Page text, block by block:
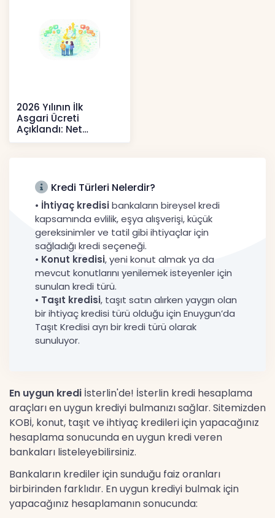
2026 Yılının İlk
Asgari Ücreti
Açıklandı: Net
52.738 TL, Ek Destek
Kredi Türleri Nelerdir?
• İhtiyaç kredisibankaların bireysel kredi
kapsamında evlilik, eşya alışverişi, küçük
gereksinimler ve tatil gibi ihtiyaçlar için
sağladığı kredi seçeneği.
• Konut kredisi, yeni konut almak ya da
mevcut konutlarını yenilemek isteyenler için
sunulan kredi türü.
• Taşıt kredisi, taşıt satın alırken yaygın olan
bir ihtiyaç kredisi türü olduğu için Enuygun’da
Taşıt Kredisi ayrı bir kredi türü olarak
sunuluyor.
En uygun kredi İsterlin'de! İsterlin kredi hesaplama
araçları en uygun krediyi bulmanızı sağlar. Sitemizden
KOBİ, konut, taşıt ve ihtiyaç kredileri için yapacağınız
hesaplama sonucunda en uygun kredi veren
bankaları listeleyebilirsiniz.
Bankaların krediler için sunduğu faiz oranları
birbirinden farklıdır. En uygun krediyi bulmak için
yapacağınız hesaplamanın sonucunda: